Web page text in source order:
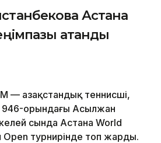
Астана
атанды
— Қазақстандық теннисші,
946-орындағы Асылжан
сында Астана World
Open турнирінде топ жарды.